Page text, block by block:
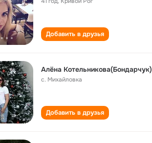
Добавить в друзья
Алёна Котельникова(Бондарчук)
с. Михайловка
Добавить в друзья